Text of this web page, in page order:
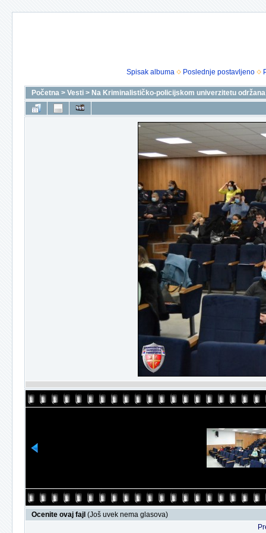
Spisak albuma Poslednje postavljeno
Početna > Vesti > Na Kriminalističko-policijskom univerzitetu
Ocenite ovaj fajl (Još uvek nema glasova)